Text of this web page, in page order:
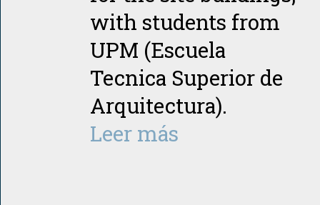
with students from
UPM (Escuela
Tecnica Superior de
Arquitectura).
Leer más